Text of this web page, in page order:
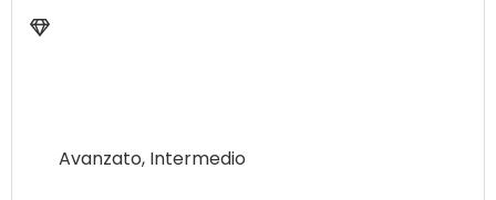
Ogni giorno di guide comprende 2 sessioni al
Avanzato, Intermedio